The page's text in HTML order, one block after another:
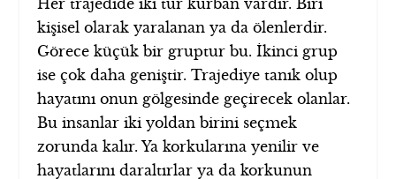
Her trajedide iki tür kurban vardır. Biri
kişisel olarak yaralanan ya da ölenlerdir.
Görece küçük bir gruptur bu. İkinci grup
ise çok daha geniştir. Trajediye tanık olup
hayatını onun gölgesinde geçirecek olanlar.
Bu insanlar iki yoldan birini seçmek
zorunda kalır. Ya korkularına yenilir ve
hayatlarını daraltırlar ya da korkunun